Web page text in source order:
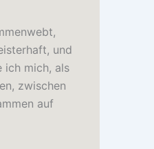
und
ich mich, als
zwischen
auf